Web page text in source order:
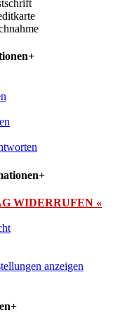
+
+
WIDERRUFEN «
anzeigen
+